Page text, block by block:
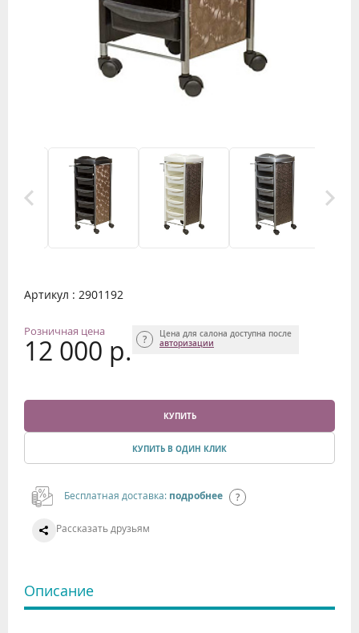
Артикул : 2901192
Розничная цена
12 000 р.
Цена для салона доступна после
авторизации
КУПИТЬ
КУПИТЬ В ОДИН КЛИК
Бесплатная доставка: подробнее
Рассказать друзьям
Описание